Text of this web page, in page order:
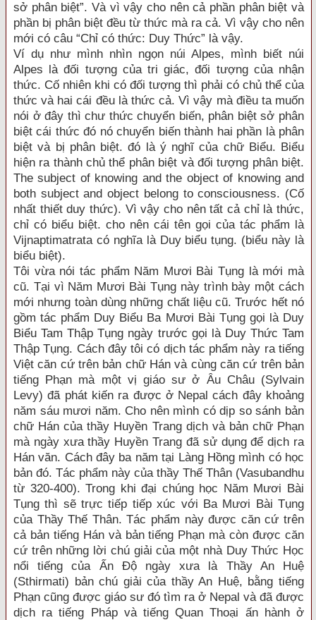
sở phân biệt”. Và vì vậy cho nên cả phần phân biệt và
phần bị phân biệt đều từ thức mà ra cả. Vì vậy cho nên
mới có câu “Chỉ có thức: Duy Thức” là vậy.
Ví dụ như mình nhìn ngọn núi Alpes, mình biết núi
Alpes là đối tượng của tri giác, đối tượng của nhận
thức. Cố nhiên khi có đối tượng thì phải có chủ thể của
thức và hai cái đều là thức cả. Vì vậy mà điều ta muốn
nói ở đây thì chư thức chuyển biến, phân biệt sở phân
biệt cái thức đó nó chuyển biến thành hai phần là phân
biệt và bị phân biệt. đó là ý nghĩ của chữ Biểu. Biểu
hiện ra thành chủ thể phân biệt và đối tượng phân biệt.
The subject of knowing and the object of knowing and
both subject and object belong to consciousness. (Cố
nhất thiết duy thức). Vì vậy cho nên tất cả chỉ là thức,
chỉ có biểu biệt. cho nên cái tên gọi của tác phẩm là
Vijnaptimatrata có nghĩa là Duy biểu tụng. (biểu này là
biểu biệt).
Tôi vừa nói tác phẩm Năm Mươi Bài Tụng là mới mà
cũ. Tại vì Năm Mươi Bài Tụng này trình bày một cách
mới nhưng toàn dùng những chất liệu cũ. Trước hết nó
gồm tác phẩm Duy Biểu Ba Mươi Bài Tụng gọi là Duy
Biểu Tam Thập Tụng ngày trước gọi là Duy Thức Tam
Thập Tụng. Cách đây tôi có dịch tác phẩm này ra tiếng
Việt căn cứ trên bản chữ Hán và cùng căn cứ trên bản
tiếng Phạn mà một vị giáo sư ở Âu Châu (Sylvain
Levy) đã phát kiến ra được ở Nepal cách đây khoảng
năm sáu mươi năm. Cho nên mình có dịp so sánh bản
chữ Hán của thầy Huyền Trang dịch và bản chữ Phạn
mà ngày xưa thầy Huyền Trang đã sử dụng để dịch ra
Hán văn. Cách đây ba năm tại Làng Hồng mình có học
bản đó. Tác phẩm này của thầy Thế Thân (Vasubandhu
từ 320-400). Trong khi đại chúng học Năm Mươi Bài
Tụng thì sẽ trực tiếp tiếp xúc với Ba Mươi Bài Tụng
của Thầy Thế Thân. Tác phẩm này được căn cứ trên
cả bản tiếng Hán và bản tiếng Phạn mà còn được căn
cứ trên những lời chú giải của một nhà Duy Thức Học
nổi tiếng của Ấn Độ ngày xưa là Thầy An Huệ
(Sthirmati) bản chú giải của thầy An Huệ, bằng tiếng
Phạn cũng được giáo sư đó tìm ra ở Nepal và đã được
dịch ra tiếng Pháp và tiếng Quan Thoại ấn hành ở